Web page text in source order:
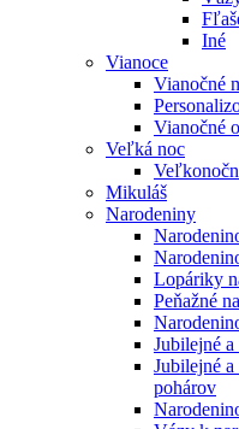
Iné
Vianoce
Vianočné
Vianočné
Veľká noc
Mikuláš
Narodeniny
Lopáriky
Peňažné
Jubilejné
Jubilejné
pohárov